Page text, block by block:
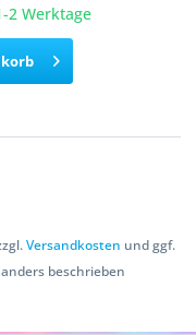
2 Werktage
Versandkosten und ggf.
beschrieben